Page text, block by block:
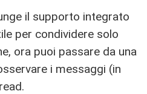
il supporto integrato
per condividere solo
ora puoi passare da una
i messaggi (in